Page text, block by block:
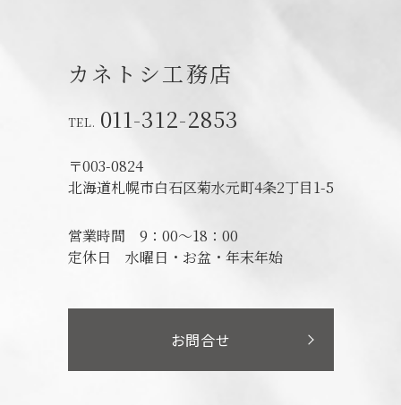
カネトシ工務店
011-312-2853
〒003-0824
北海道札幌市白石区菊水元町4条2丁目1-5
営業時間 9：00～18：00
定休日 水曜日・お盆・年末年始
お問合せ